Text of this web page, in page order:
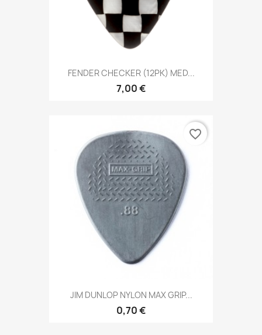
FENDER CHECKER (12PK) MED...
7,00 €
JIM DUNLOP NYLON MAX GRIP...
0,70 €
favorite_border